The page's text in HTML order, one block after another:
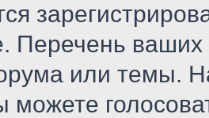
Перечень ваших
или темы.